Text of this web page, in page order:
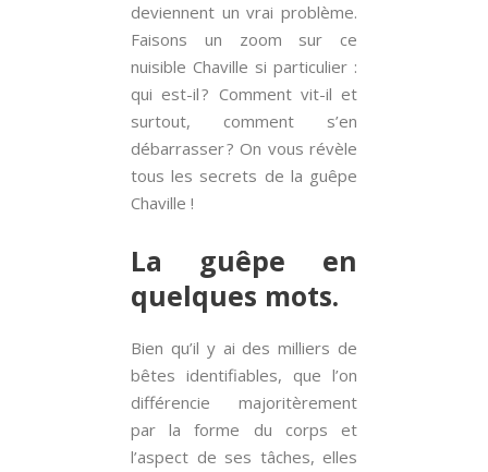
deviennent un vrai problème.
Faisons un zoom sur ce
nuisible Chaville si particulier :
qui est-il ? Comment vit-il et
surtout, comment s’en
débarrasser ? On vous révèle
tous les secrets de la guêpe
Chaville !
La guêpe en
quelques mots.
Bien qu’il y ai des milliers de
bêtes identifiables, que l’on
différencie majoritèrement
par la forme du corps et
l’aspect de ses tâches, elles